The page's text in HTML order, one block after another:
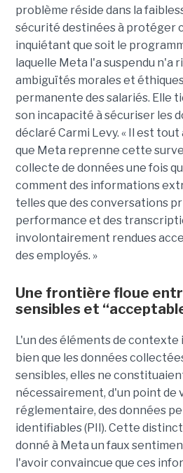
problème réside dans la
sécurité destinées à protéger
inquiétant que soit le
laquelle Meta l'a suspendu n'a
ambiguïtés morales et
permanente des salariés. Elle
son incapacité à sécuriser les
déclaré Carmi Levy. « Il est
que Meta reprenne cette
collecte de données une fois
comment des informations
telles que des conversations
performance et des
involontairement rendues
des employés. »
Une frontière floue
sensibles et
L'un des éléments de
bien que les données
sensibles, elles ne
nécessairement, d'un point de
réglementaire, des données
identifiables (PII). Cette
donné à Meta un faux
l'avoir convaincue que ces